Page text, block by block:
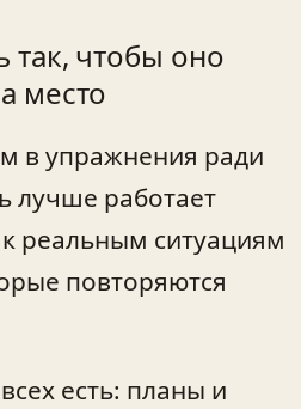
так, чтобы оно
место
в упражнения ради
лучше работает
реальным ситуациям
повторяются
есть: планы и